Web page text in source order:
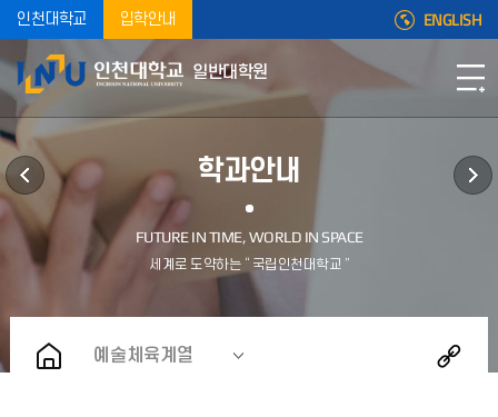
인천대학교 입학안내 ENGLISH
일반대학원
학과안내
예술체육계열